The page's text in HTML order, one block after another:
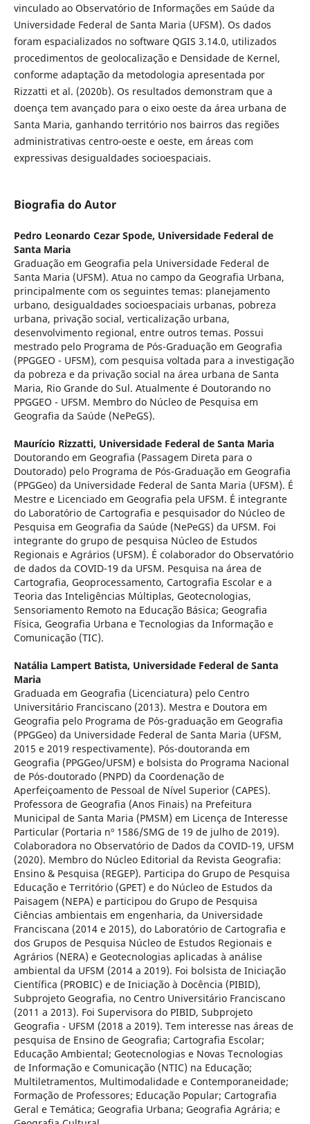
vinculado ao Observatório de Informações em Saúde da
Universidade Federal de Santa Maria (UFSM). Os dados
foram espacializados no software QGIS 3.14.0, utilizados
procedimentos de geolocalização e Densidade de Kernel,
conforme adaptação da metodologia apresentada por
Rizzatti et al. (2020b). Os resultados demonstram que a
doença tem avançado para o eixo oeste da área urbana de
Santa Maria, ganhando território nos bairros das regiões
administrativas centro-oeste e oeste, em áreas com
expressivas desigualdades socioespaciais.
Biografia do Autor
Pedro Leonardo Cezar Spode, Universidade Federal de
Santa Maria
Graduação em Geografia pela Universidade Federal de
Santa Maria (UFSM). Atua no campo da Geografia Urbana,
principalmente com os seguintes temas: planejamento
urbano, desigualdades socioespaciais urbanas, pobreza
urbana, privação social, verticalização urbana,
desenvolvimento regional, entre outros temas. Possui
mestrado pelo Programa de Pós-Graduação em Geografia
(PPGGEO - UFSM), com pesquisa voltada para a investigação
da pobreza e da privação social na área urbana de Santa
Maria, Rio Grande do Sul. Atualmente é Doutorando no
PPGGEO - UFSM. Membro do Núcleo de Pesquisa em
Geografia da Saúde (NePeGS).
Maurício Rizzatti, Universidade Federal de Santa Maria
Doutorando em Geografia (Passagem Direta para o
Doutorado) pelo Programa de Pós-Graduação em Geografia
(PPGGeo) da Universidade Federal de Santa Maria (UFSM). É
Mestre e Licenciado em Geografia pela UFSM. É integrante
do Laboratório de Cartografia e pesquisador do Núcleo de
Pesquisa em Geografia da Saúde (NePeGS) da UFSM. Foi
integrante do grupo de pesquisa Núcleo de Estudos
Regionais e Agrários (UFSM). É colaborador do Observatório
de dados da COVID-19 da UFSM. Pesquisa na área de
Cartografia, Geoprocessamento, Cartografia Escolar e a
Teoria das Inteligências Múltiplas, Geotecnologias,
Sensoriamento Remoto na Educação Básica; Geografia
Física, Geografia Urbana e Tecnologias da Informação e
Comunicação (TIC).
Natália Lampert Batista, Universidade Federal de Santa
Maria
Graduada em Geografia (Licenciatura) pelo Centro
Universitário Franciscano (2013). Mestra e Doutora em
Geografia pelo Programa de Pós-graduação em Geografia
(PPGGeo) da Universidade Federal de Santa Maria (UFSM,
2015 e 2019 respectivamente). Pós-doutoranda em
Geografia (PPGGeo/UFSM) e bolsista do Programa Nacional
de Pós-doutorado (PNPD) da Coordenação de
Aperfeiçoamento de Pessoal de Nível Superior (CAPES).
Professora de Geografia (Anos Finais) na Prefeitura
Municipal de Santa Maria (PMSM) em Licença de Interesse
Particular (Portaria nº 1586/SMG de 19 de julho de 2019).
Colaboradora no Observatório de Dados da COVID-19, UFSM
(2020). Membro do Núcleo Editorial da Revista Geografia:
Ensino & Pesquisa (REGEP). Participa do Grupo de Pesquisa
Educação e Território (GPET) e do Núcleo de Estudos da
Paisagem (NEPA) e participou do Grupo de Pesquisa
Ciências ambientais em engenharia, da Universidade
Franciscana (2014 e 2015), do Laboratório de Cartografia e
dos Grupos de Pesquisa Núcleo de Estudos Regionais e
Agrários (NERA) e Geotecnologias aplicadas à análise
ambiental da UFSM (2014 a 2019). Foi bolsista de Iniciação
Científica (PROBIC) e de Iniciação à Docência (PIBID),
Subprojeto Geografia, no Centro Universitário Franciscano
(2011 a 2013). Foi Supervisora do PIBID, Subprojeto
Geografia - UFSM (2018 a 2019). Tem interesse nas áreas de
pesquisa de Ensino de Geografia; Cartografia Escolar;
Educação Ambiental; Geotecnologias e Novas Tecnologias
de Informação e Comunicação (NTIC) na Educação;
Multiletramentos, Multimodalidade e Contemporaneidade;
Formação de Professores; Educação Popular; Cartografia
Geral e Temática; Geografia Urbana; Geografia Agrária; e